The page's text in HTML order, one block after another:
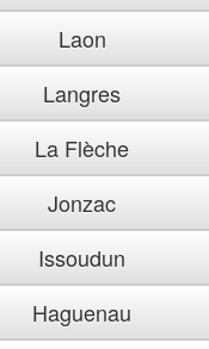
Laon
Langres
La Flèche
Jonzac
Issoudun
Haguenau